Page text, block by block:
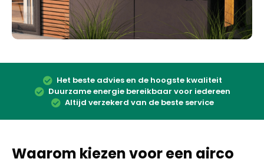
Het beste advies en de hoogste kwaliteit
Duurzame energie bereikbaar voor iedereen
Altijd verzekerd van de beste service
Waarom kiezen voor een airco